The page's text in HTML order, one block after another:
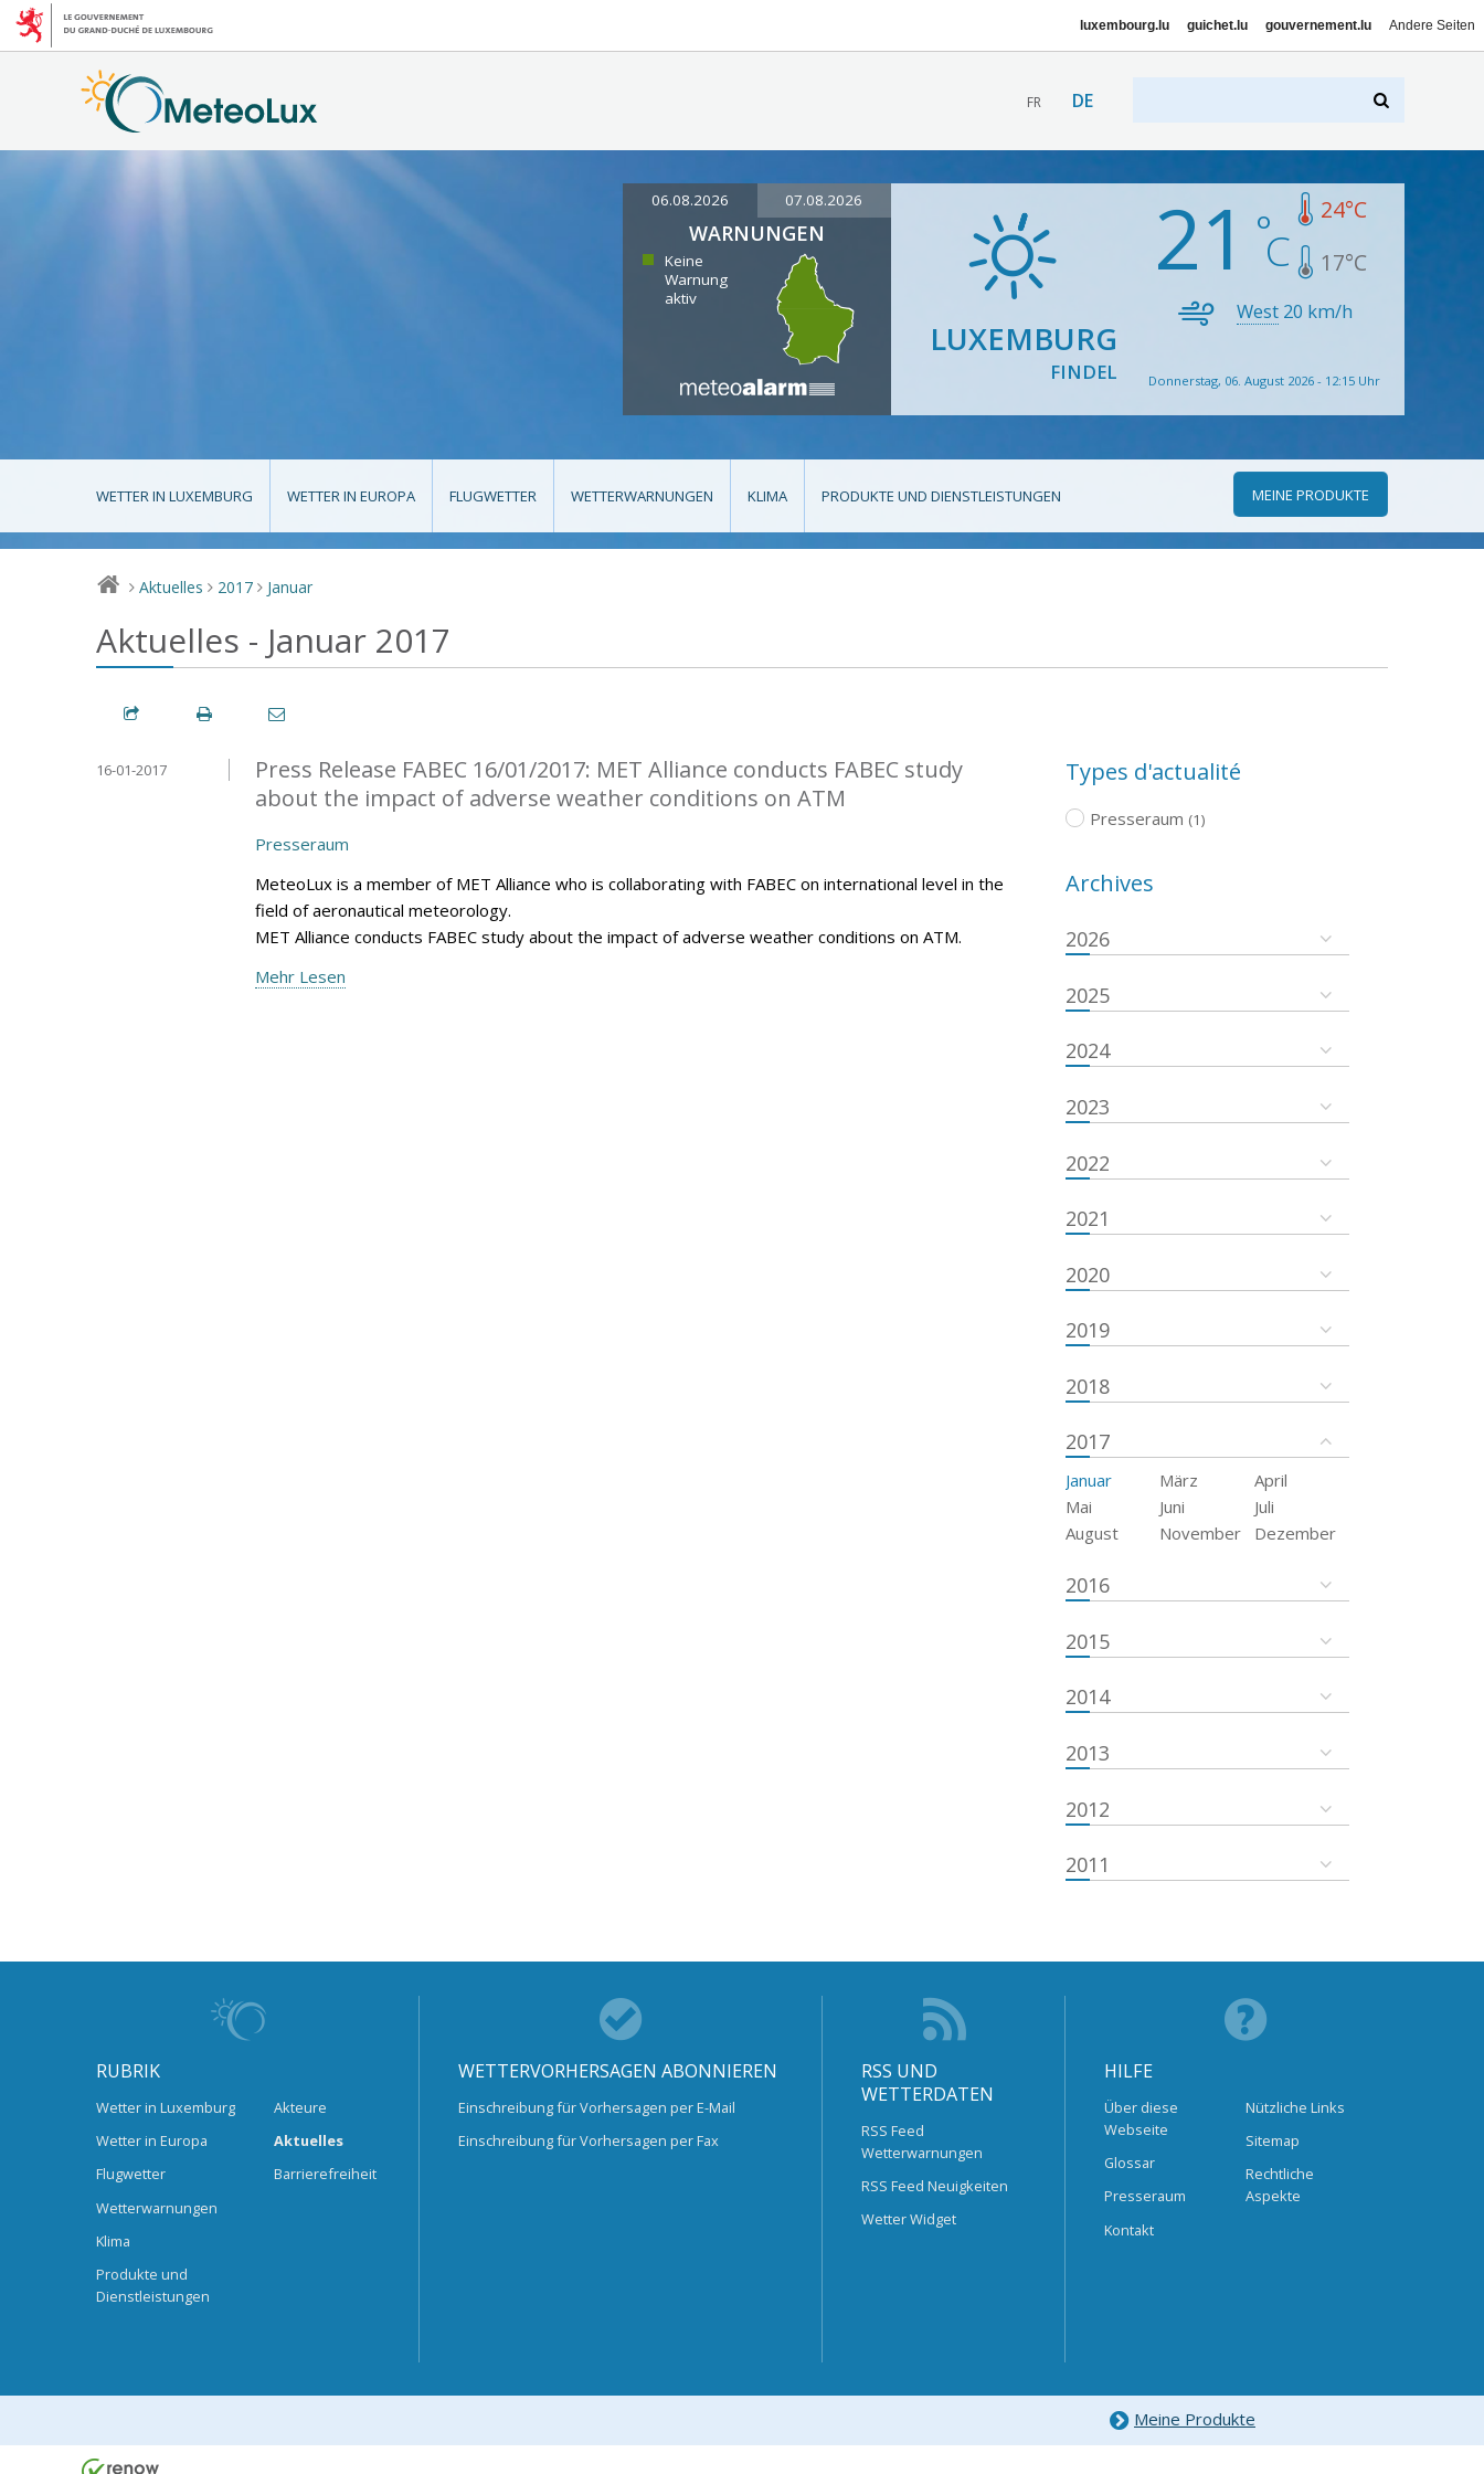
luxembourg.lu guichet.lu gouvernement.lu Andere Seiten
FR DE
06.08.2026 07.08.2026
WARNUNGEN
Keine
Warnung
aktiv
LUXEMBURG
FINDEL
21 24°C
17°C
West 20 km/h
Donnerstag, 06. August 2026 - 12:15 Uhr
WETTER IN LUXEMBURG WETTER IN EUROPA FLUGWETTER WETTERWARNUNGEN KLIMA PRODUKTE UND DIENSTLEISTUNGEN MEINE PRODUKTE
> Aktuelles > 2017 > Januar
Aktuelles - Januar 2017
Press Release FABEC 16/01/2017: MET Alliance conducts FABEC study
about the impact of adverse weather conditions on ATM
16-01-2017
Presseraum
MeteoLux is a member of MET Alliance who is collaborating with FABEC on international level in the
field of aeronautical meteorology.
MET Alliance conducts FABEC study about the impact of adverse weather conditions on ATM.
Mehr Lesen
Types d'actualité
Presseraum (1)
Archives
2026
2025
2024
2023
2022
2021
2020
2019
2018
2017
Januar März
April
Mai
Juni
Juli
August
November Dezember
2016
2015
2014
2013
2012
2011
RUBRIK
Wetter in Luxemburg
Wetter in Europa
Flugwetter
Wetterwarnungen
Klima
Produkte und
Dienstleistungen
Akteure
Aktuelles
Barrierefreiheit
WETTERVORHERSAGEN ABONNIEREN
Einschreibung für Vorhersagen per E-Mail
Einschreibung für Vorhersagen per Fax
RSS UND
WETTERDATEN
RSS Feed
Wetterwarnungen
RSS Feed Neuigkeiten
Wetter Widget
HILFE
Über diese
Webseite
Glossar
Presseraum
Kontakt
Nützliche Links
Sitemap
Rechtliche
Aspekte
Meine Produkte